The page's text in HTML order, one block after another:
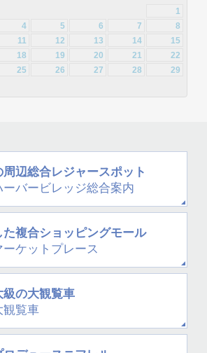
[26] 2013年1月 [31]
1
4 5 6 7
8
11 12 13 14
15
18 19 20 21
22
25 26 27 28
29
周辺総合レジャースポット
ーバービレッジ総合案内
た複合ショッピングモール
ーケットプレース
級の大観覧車
観覧車